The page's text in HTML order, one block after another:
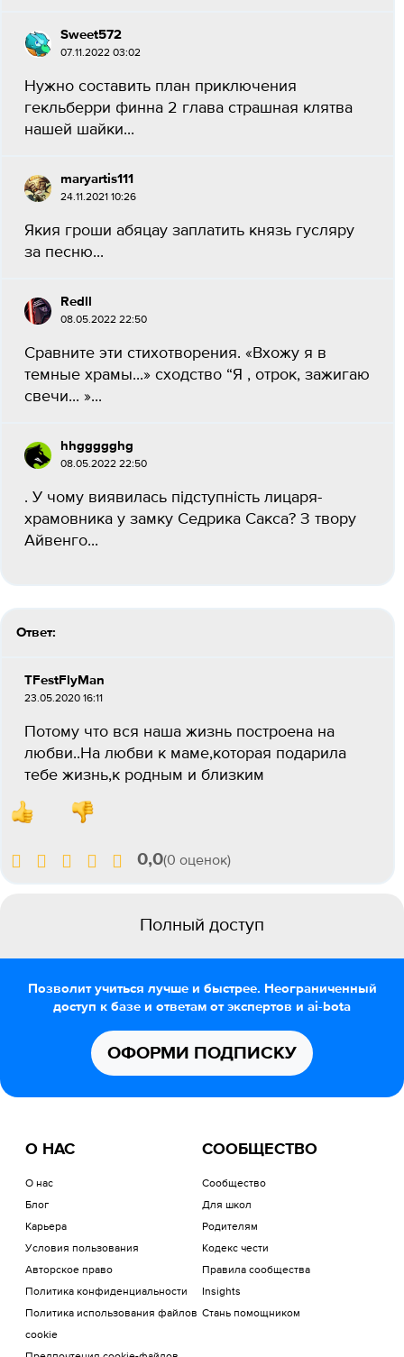
Sweet572
07.11.2022 03:02
Нужно составить план приключения
гекльберри финна 2 глава страшная клятва
нашей шайки...
maryartis111
24.11.2021 10:26
Якия гроши абяцау заплатить князь гусляру
за песню...
Redll
08.05.2022 22:50
Сравните эти стихотворения. «Вхожу я в
темные храмы...» сходство “Я , отрок, зажигаю
свечи... »​...
hhggggghg
08.05.2022 22:50
. У чому виявилась підступність лицаря-
храмовника у замку Седрика Сакса? З твору
Айвенго...
Ответ:
TFestFlyMan
23.05.2020 16:11
Потому что вся наша жизнь построена на
любви..На любви к маме,которая подарила
тебе жизнь,к родным и близким
0,0(0 оценок)
Полный доступ
Позволит учиться лучше и быстрее. Неограниченный
доступ к базе и ответам от экспертов и ai-bota
ОФОРМИ ПОДПИСКУ
О НАС
О нас
Блог
Карьера
Условия пользования
Авторское право
Политика конфиденциальности
Политика использования файлов
cookie
СООБЩЕСТВО
Сообщество
Для школ
Родителям
Кодекс чести
Правила сообщества
Insights
Стань помощником